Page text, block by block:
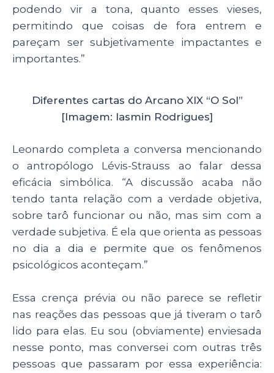
podendo vir a tona, quanto esses vieses,
permitindo que coisas de fora entrem e
pareçam ser subjetivamente impactantes e
importantes.”
Diferentes cartas do Arcano XIX “O Sol”
[Imagem: Iasmin Rodrigues]
Leonardo completa a conversa mencionando
o antropólogo Lévis-Strauss ao falar dessa
eficácia simbólica. “A discussão acaba não
tendo tanta relação com a verdade objetiva,
sobre tarô funcionar ou não, mas sim com a
verdade subjetiva. É ela que orienta as pessoas
no dia a dia e permite que os fenômenos
psicológicos aconteçam.”
Essa crença prévia ou não parece se refletir
nas reações das pessoas que já tiveram o tarô
lido para elas. Eu sou (obviamente) enviesada
nesse ponto, mas conversei com outras três
pessoas que passaram por essa experiência: